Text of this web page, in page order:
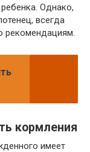
Однако,
всегда
рекомендациям.
кормления
имеет